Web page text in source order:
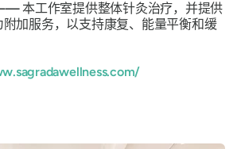
——本工作室提供整体针灸治疗，并提供
附加服务，以支持康复、能量平衡和缓